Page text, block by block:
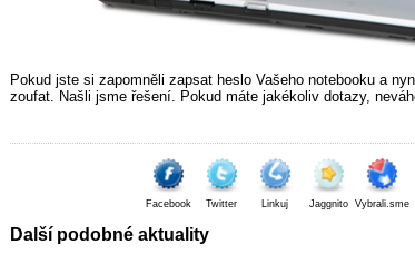
Pokud jste si zapomněli zapsat heslo Vašeho notebooku a
zoufat. Našli jsme řešení. Pokud máte jakékoliv dotazy,
Facebook Twitter Linkuj Jaggnito Vybrali.sme
Další podobné aktuality